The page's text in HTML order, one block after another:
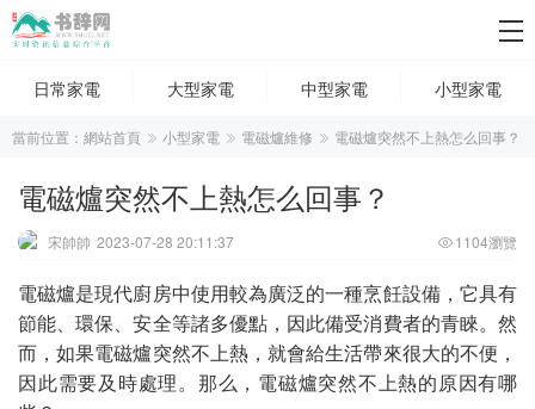
日常家電 大型家電 中型家電 小型家電
當前位置： 網站首頁 小型家電 電磁爐維修 電磁爐突然不上熱怎么回事？
電磁爐突然不上熱怎么回事？
宋帥帥 2023-07-28 20:11:37 1104瀏覽
電磁爐是現代廚房中使用較為廣泛的一種烹飪設備，它具有
節能、環保、安全等諸多優點，因此備受消費者的青睞。然
而，如果電磁爐突然不上熱，就會給生活帶來很大的不便，
因此需要及時處理。那么，電磁爐突然不上熱的原因有哪